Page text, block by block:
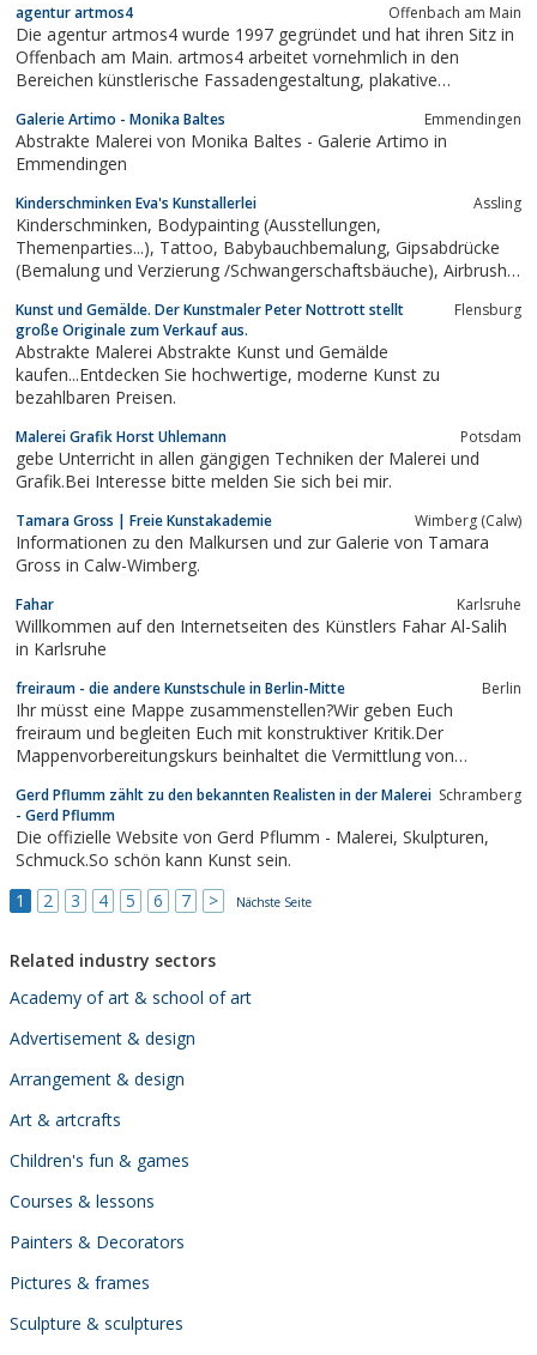
agentur artmos4 Offenbach am Main
Die agentur artmos4 wurde 1997 gegründet und hat ihren Sitz in
Offenbach am Main. artmos4 arbeitet vornehmlich in den
Bereichen künstlerische Fassadengestaltung, plakative
sowie Leinwandgestaltung für Messen und Events.Interessant???
Mehr zu uns finden Sie auf...
Galerie Artimo - Monika Baltes Emmendingen
Abstrakte Malerei von Monika Baltes - Galerie Artimo in
Emmendingen
Kinderschminken Eva's Kunstallerlei Assling
Kinderschminken, Bodypainting (Ausstellungen,
Themenparties...), Tattoo, Babybauchbemalung, Gipsabdrücke
(Bemalung und Verzierung /Schwangerschaftsbäuche), Airbrush,
in Ihren Event.Aktionsradius: München und Umgebung,
Rosenheim, Ebersberg,...
Kunst und Gemälde. Der Kunstmaler Peter Nottrott stellt
große Originale zum Verkauf aus.
Flensburg
Abstrakte Malerei Abstrakte Kunst und Gemälde
kaufen...Entdecken Sie hochwertige, moderne Kunst zu
bezahlbaren Preisen.
Malerei Grafik Horst Uhlemann Potsdam
gebe Unterricht in allen gängigen Techniken der Malerei und
Grafik.Bei Interesse bitte melden Sie sich bei mir.
Tamara Gross | Freie Kunstakademie Wimberg (Calw)
Informationen zu den Malkursen und zur Galerie von Tamara
Gross in Calw-Wimberg.
Fahar Karlsruhe
Willkommen auf den Internetseiten des Künstlers Fahar Al-Salih
in Karlsruhe
freiraum - die andere Kunstschule in Berlin-Mitte Berlin
Ihr müsst eine Mappe zusammenstellen?Wir geben Euch
freiraum und begleiten Euch mit konstruktiver Kritik.Der
Mappenvorbereitungskurs beinhaltet die Vermittlung von
gegenständlichen und abstrakten zwei-und dreidimensionalen
bildnerischen Gestaltens. Wir bieten eine umfassende...
Gerd Pflumm zählt zu den bekannten Realisten in der Malerei
- Gerd Pflumm
Schramberg
Die offizielle Website von Gerd Pflumm - Malerei, Skulpturen,
Schmuck.So schön kann Kunst sein.
1
2 3 4 5 6 7 > Nächste Seite
Related industry sectors
Academy of art & school of art
Advertisement & design
Arrangement & design
Art & artcrafts
Children's fun & games
Courses & lessons
Painters & Decorators
Pictures & frames
Sculpture & sculptures